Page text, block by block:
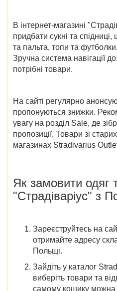
В інтернет-магазині
придбати сукні та
та пальта, топи та
Зручна система навігації
потрібні товари.
На сайті регулярно
пропонуються знижки.
увагу на розділ Sale, де
пропозиції. Товари зі
магазинах Stradivarius
Як замовити одяг
"Страдіваріус" з
Зареєструйтесь на
отримайте адресу
Польщі.
Зайдіть у каталог
виберіть товари та
самому кошику можна